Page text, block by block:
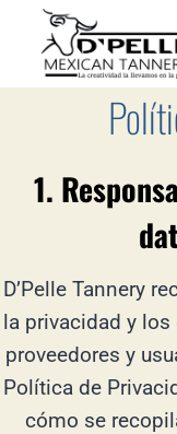
Saltar
contenido
1.
D’Pelle Tannery
la privacidad y
proveedores y
Política de
cómo se